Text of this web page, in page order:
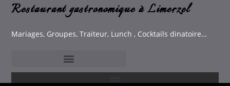
Restaurant gastronomique à Limerzel
Mariages, Groupes, Traiteur, Lunch , Cocktails dinatoire…